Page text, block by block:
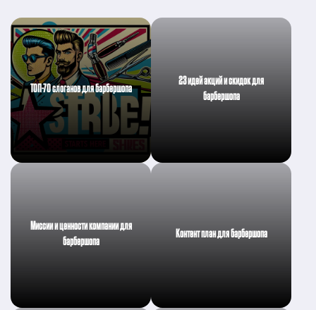
ТОП-70 слоганов для барбершопа
23 идей акций и скидок для
барбершопа
Миссии и ценности компании для
барбершопа
Контент план для барбершопа